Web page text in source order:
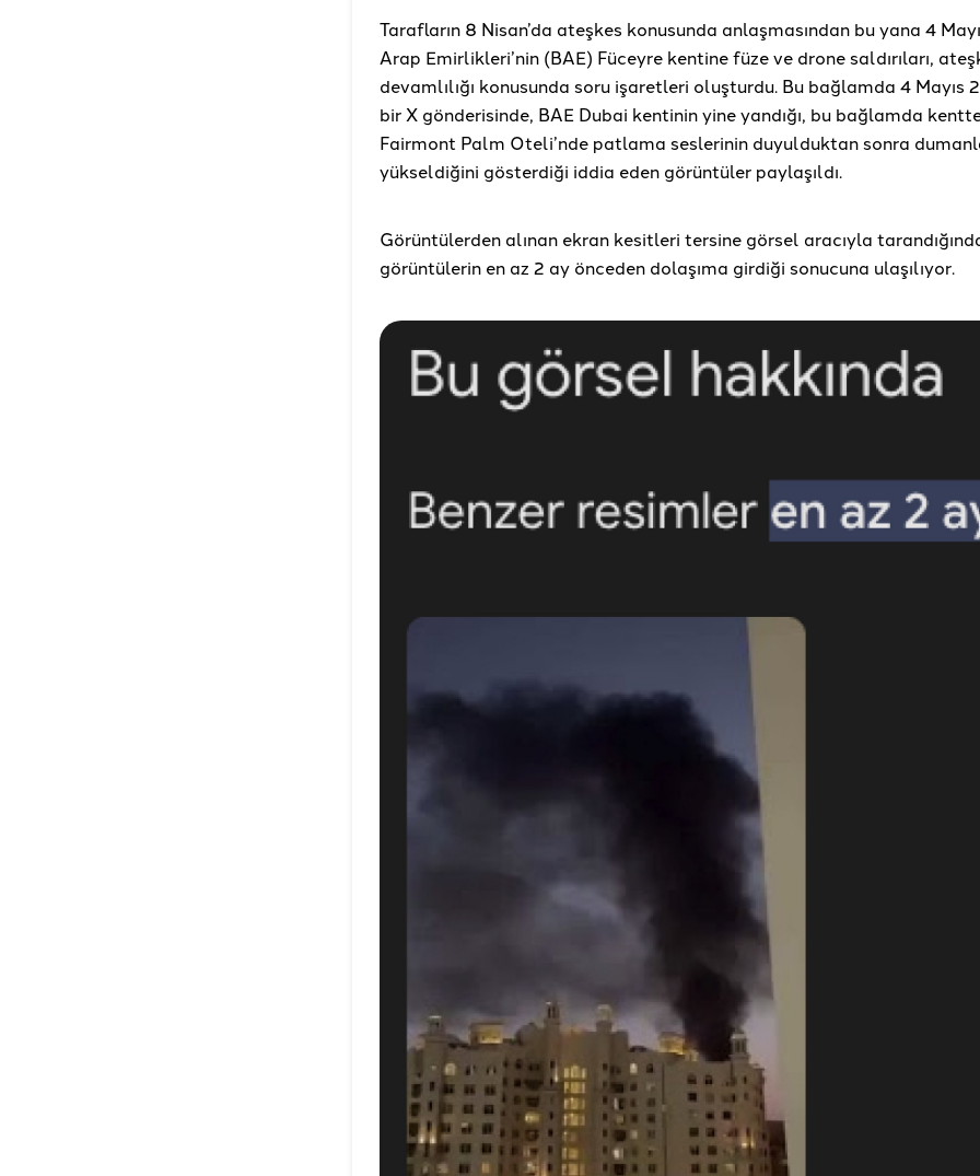
Tarafların 8 Nisan’da ateşkes konusunda anlaşmasından bu yana 4
Arap Emirlikleri’nin (BAE) Füceyre kentine füze ve drone saldırıları,
devamlılığı konusunda soru işaretleri oluşturdu. Bu bağlamda 4
bir X gönderisinde, BAE Dubai kentinin yine yandığı, bu bağlamda
Fairmont Palm Oteli’nde patlama seslerinin duyulduktan sonra
yükseldiğini gösterdiği iddia eden görüntüler paylaşıldı.
Görüntülerden alınan ekran kesitleri tersine görsel aracıyla
görüntülerin en az 2 ay önceden dolaşıma girdiği sonucuna ulaşılıyor.